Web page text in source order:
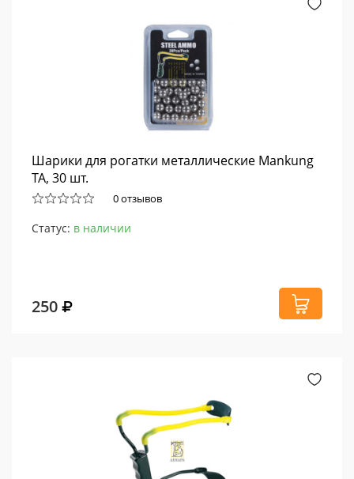
Шарики для рогатки металлические Mankung
TA, 30 шт.
0 отзывов
Статус: в наличии
250